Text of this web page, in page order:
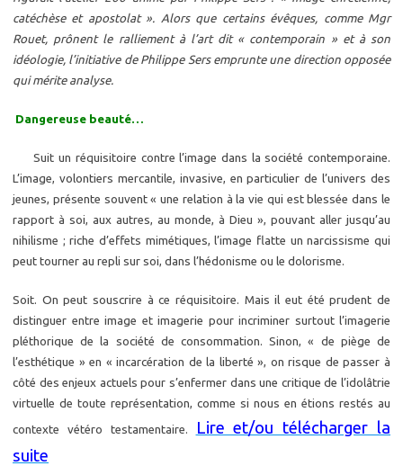
catéchèse et apostolat ». Alors que certains évêques, comme Mgr
Rouet, prônent le ralliement à l’art dit « contemporain » et à son
idéologie, l’initiative de Philippe Sers emprunte une direction opposée
qui mérite analyse.
Dangereuse beauté…
Suit un réquisitoire contre l’image dans la société contemporaine.
L’image, volontiers mercantile, invasive, en particulier de l’univers des
jeunes, présente souvent « une relation à la vie qui est blessée dans le
rapport à soi, aux autres, au monde, à Dieu », pouvant aller jusqu’au
nihilisme ; riche d’effets mimétiques, l’image flatte un narcissisme qui
peut tourner au repli sur soi, dans l’hédonisme ou le dolorisme.
Soit. On peut souscrire à ce réquisitoire. Mais il eut été prudent de
distinguer entre image et imagerie pour incriminer surtout l’imagerie
pléthorique de la société de consommation. Sinon, « de piège de
l’esthétique » en « incarcération de la liberté », on risque de passer à
côté des enjeux actuels pour s’enfermer dans une critique de l’idolâtrie
virtuelle de toute représentation, comme si nous en étions restés au
contexte vétéro testamentaire.
Lire et/ou télécharger la
suite